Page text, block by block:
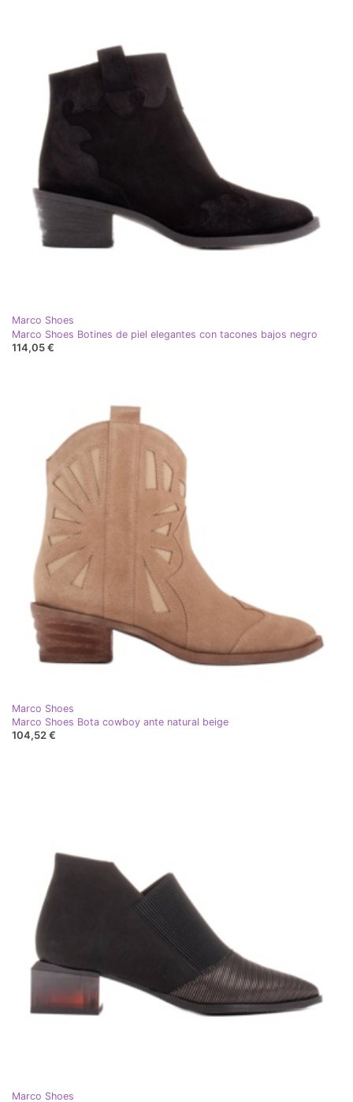
Marco Shoes
Marco Shoes Botines de piel elegantes con tacones bajos negro
114,05 €
Marco Shoes
Marco Shoes Bota cowboy ante natural beige
104,52 €
Marco Shoes